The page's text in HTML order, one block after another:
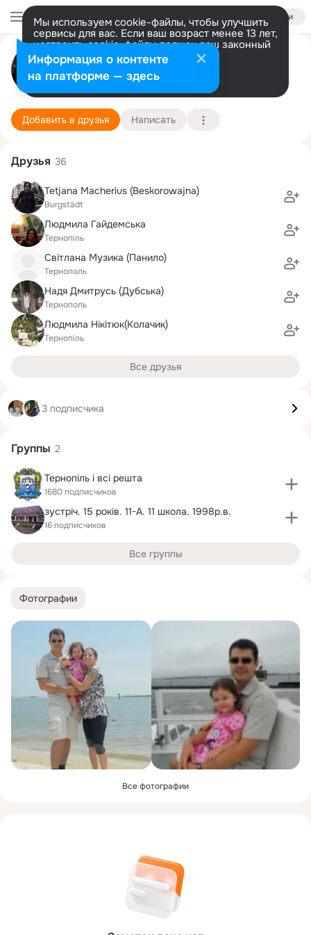
Войти
Мы используем cookie-файлы, чтобы улучшить
сервисы для вас. Если ваш возраст менее 13 лет,
настроить cookie-файлы должен ваш законный
представитель. Больше информации
Разрешить все Настроить
Сергій Костишин
Beach
6 марта (45 лет)
George Washington High SchoolПодробнее
Добавить в друзья Написать
Фотографии
Все фотографии
Друзья 36
Tetjana Macherius (Beskorowajna)
Burgstädt
Людмила Гайдемська
Тернопіль
Світлана Музика (Панило)
Тернополь
Надя Дмитрусь (Дубська)
Тернополь
Людмила Нікітюк(Колачик)
Тернопіль
Все друзья
3 подписчика
Группы 2
Тернопіль і всі решта
1680 подписчиков
зустріч. 15 років. 11-А. 11 школа. 1998р.в.
16 подписчиков
Все группы
Информация о контенте
на платформе — здесь